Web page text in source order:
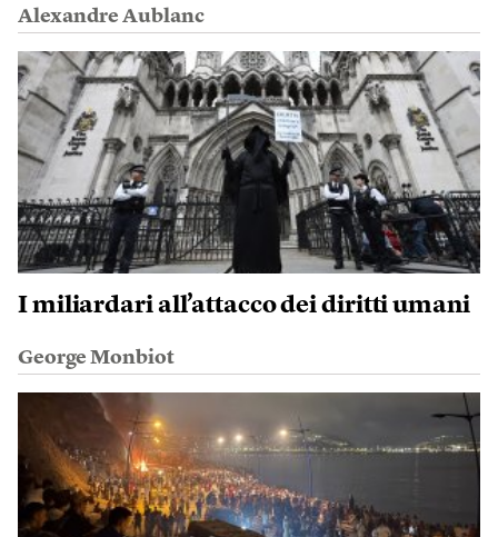
Alexandre Aublanc
I miliardari all’attacco dei diritti umani
George Monbiot